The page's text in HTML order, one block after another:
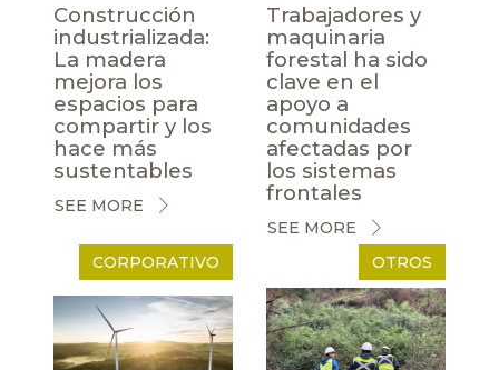
Construcción
industrializada:
La madera
mejora los
espacios para
compartir y los
hace más
sustentables
SEE MORE
Trabajadores y
maquinaria
forestal ha sido
clave en el
apoyo a
comunidades
afectadas por
los sistemas
frontales
SEE MORE
CORPORATIVO
OTROS